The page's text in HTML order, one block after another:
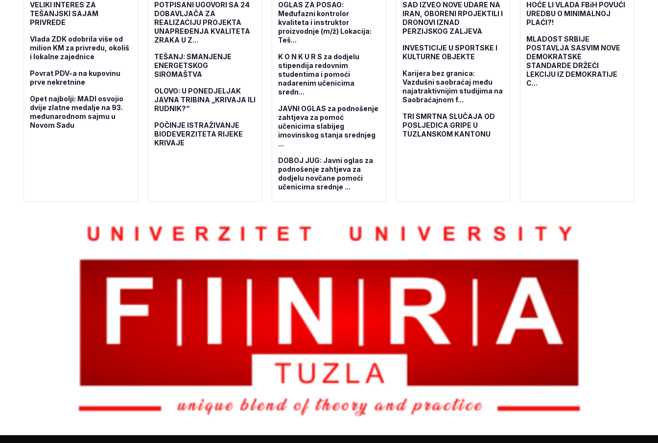
VELIKI INTERES ZA
TEŠANJSKI SAJAM
PRIVREDE
Vlada ZDK odobrila više od
milion KM za privredu, okoliš
i lokalne zajednice
Povrat PDV-a na kupovinu
prve nekretnine
Opet najbolji: MADI osvojio
dvije zlatne medalje na 93.
međunarodnom sajmu u
Novom Sadu
POTPISANI UGOVORI SA 24
DOBAVLJAČA ZA
REALIZACIJU PROJEKTA
UNAPREĐENJA KVALITETA
ZRAKA U Z...
TEŠANJ: SMANJENJE
ENERGETSKOG
SIROMAŠTVA
OLOVO: U PONEDJELJAK
JAVNA TRIBINA „KRIVAJA ILI
RUDNIK?“
POČINJE ISTRAŽIVANJE
BIODEVERZITETA RIJEKE
KRIVAJE
OGLAS ZA POSAO:
Međufazni kontrolor
kvaliteta i instruktor
proizvodnje (m/ž) Lokacija:
Teš...
K O N K U R S za dodjelu
stipendija redovnim
studentima i pomoći
nadarenim učenicima
sredn...
JAVNI OGLAS za podnošenje
zahtjeva za pomoć
učenicima slabijeg
imovinskog stanja srednjeg
...
DOBOJ JUG: Javni oglas za
podnošenje zahtjeva za
dodjelu novčane pomoći
učenicima srednje ...
SAD IZVEO NOVE UDARE NA
IRAN, OBORENI RPOJEKTILI I
DRONOVI IZNAD
PERZIJSKOG ZALJEVA
INVESTICIJE U SPORTSKE I
KULTURNE OBJEKTE
Karijera bez granica:
Vazdušni saobraćaj među
najatraktivnijim studijima na
Saobraćajnom f...
TRI SMRTNA SLUČAJA OD
POSLJEDICA GRIPE U
TUZLANSKOM KANTONU
HOĆE LI VLADA FBiH POVUĆI
UREDBU O MINIMALNOJ
PLAĆI?!
MLADOST SRBIJE
POSTAVLJA SASVIM NOVE
DEMOKRATSKE
STANDARDE DRŽEĆI
LEKCIJU IZ DEMOKRATIJE
C...